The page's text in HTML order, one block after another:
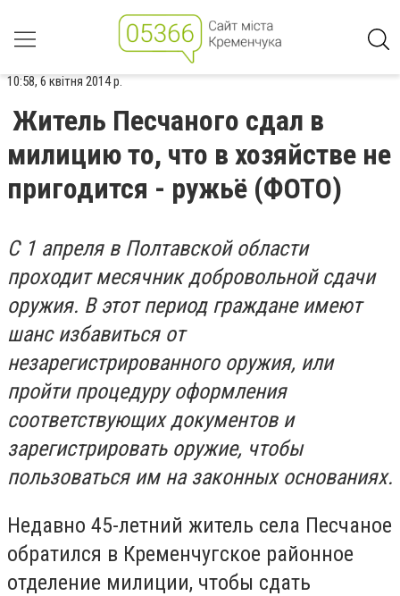
10:58, 6 квітня 2014 р.
Житель Песчаного сдал в
милицию то, что в хозяйстве не
пригодится - ружьё (ФОТО)
С 1 апреля в Полтавской области
проходит месячник добровольной сдачи
оружия. В этот период граждане имеют
шанс избавиться от
незарегистрированного оружия, или
пройти процедуру оформления
соответствующих документов и
зарегистрировать оружие, чтобы
пользоваться им на законных основаниях.
Недавно 45-летний житель села Песчаное
обратился в Кременчугское районное
отделение милиции, чтобы сдать